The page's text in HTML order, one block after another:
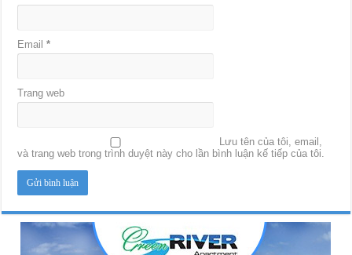
Email*
Trang web
Lưu tên của tôi, email,
và trang web trong trình duyệt này cho lần bình luận kế tiếp của tôi.